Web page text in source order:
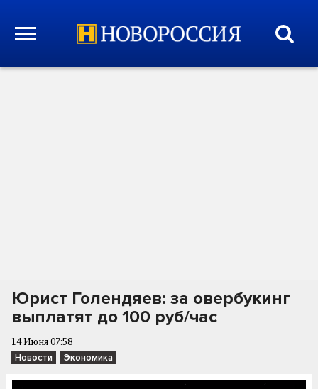
Юрист Голендяев: за овербукинг
выплатят до 100 руб/час
14 Июня 07:58
Новости Экономика